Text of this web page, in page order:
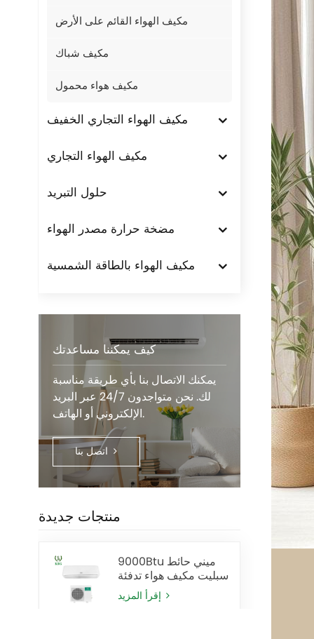
مكيف الهواء القائم على الأرض
مكيف شباك
مكيف هواء محمول
مكيف الهواء التجاري الخفيف
مكيف الهواء التجاري
حلول التبريد
مضخة حرارة مصدر الهواء
مكيف الهواء بالطاقة الشمسية
كيف يمكننا مساعدتك
يمكنك الاتصال بنا بأي طريقة مناسبة
لك. نحن متواجدون 24/7 عبر البريد
الإلكتروني أو الهاتف.
منتجات جديدة
9000Btu ميني حائط
سبليت مكيف هواء تدفئة
وتبريد